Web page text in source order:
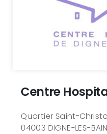
Centre
Quartier Saint-
04003 DIGNE-LES-